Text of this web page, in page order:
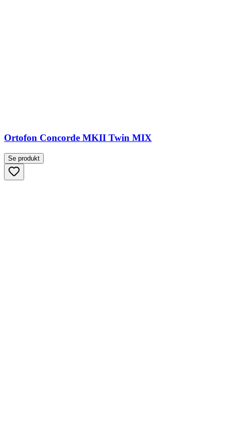
Ortofon Concorde MKII Twin MIX
Se produkt